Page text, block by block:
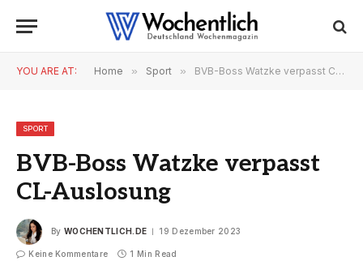
YOU ARE AT: Home » Sport » BVB-Boss Watzke verpasst CL-Auslosung
SPORT
BVB-Boss Watzke verpasst
CL-Auslosung
By WOCHENTLICH.DE 19 Dezember 2023
Keine Kommentare 1 Min Read